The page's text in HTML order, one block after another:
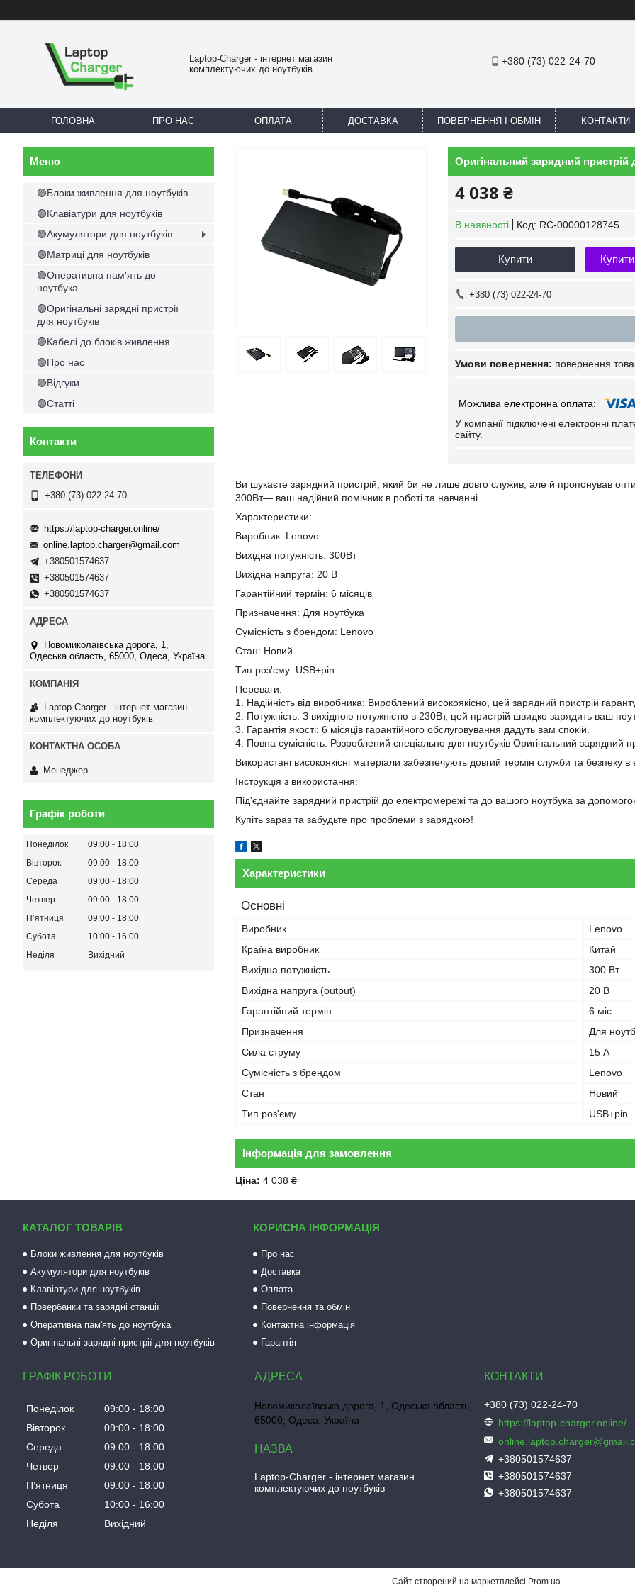
Laptop-Charger - інтернет магазин
комплектуючих до ноутбуків
+380 (73) 022-24-70
ГОЛОВНА ПРО НАС ОПЛАТА ДОСТАВКА ПОВЕРНЕННЯ І ОБМІН КОНТАКТИ
Оригінальний зарядний
4 038 ₴
В наявності Код: RC-00000128745
Купити
+380 (73) 022-24-70
повернення
У компанії підключені електронні
сайту.
Ви шукаєте зарядний пристрій, який би не лише довго служив, але й пропонував
300Вт— ваш надійний помічник в роботі та навчанні.
Характеристики:
Виробник: Lenovo
Вихідна потужність: 300Вт
Вихідна напруга: 20 В
Гарантійний термін: 6 місяців
Призначення: Для ноутбука
Сумісність з брендом: Lenovo
Стан: Новий
Тип роз'єму: USB+pin
Переваги:
1. Надійність від виробника: Вироблений високоякісно, цей зарядний пристрій
2. Потужність: З вихідною потужністю в 230Вт, цей пристрій швидко зарядить ваш
3. Гарантія якості: 6 місяців гарантійного обслуговування дадуть вам спокій.
4. Повна сумісність: Розроблений спеціально для ноутбуків Оригінальний
Використані високоякісні матеріали забезпечують довгий термін служби та безпеку в
Інструкція з використання:
Під'єднайте зарядний пристрій до електромережі та до вашого ноутбука за
Купіть зараз та забудьте про проблеми з зарядкою!
Характеристики
Основні
Виробник
Lenovo
Країна виробник
Китай
Вихідна потужність
300 Вт
Вихідна напруга (output)
20 В
Гарантійний термін
6 міс
Призначення
Для
Сила струму
15 А
Сумісність з брендом
Lenovo
Стан
Новий
Тип роз'єму
USB+pin
Інформація для замовлення
Ціна: 4 038 ₴
🟢Блоки живлення для ноутбуків
🟢Клавіатури для ноутбуків
🟢Акумулятори для ноутбуків
🟢Матриці для ноутбуків
🟢Оперативна пам'ять до
ноутбука
🟢Оригінальні зарядні пристрії
для ноутбуків
🟢Кабелі до блоків живлення
🟢Про нас
🟢Відгуки
🟢Статті
Контакти
+380 (73) 022-24-70
https://laptop-charger.online/
online.laptop.charger@gmail.com
+380501574637
+380501574637
+380501574637
Новомиколаївська дорога, 1,
Одеська область, 65000, Одеса, Україна
Laptop-Charger - інтернет магазин
комплектуючих до ноутбуків
Менеджер
Графік роботи
Понеділок 09:00
18:00
Вівторок
09:00
18:00
Середа
09:00
18:00
Четвер
09:00
18:00
Пʼятниця
09:00
18:00
Субота
10:00
16:00
Неділя
Вихідний
КАТАЛОГ ТОВАРІВ
Блоки живлення для ноутбуків
Акумулятори для ноутбуків
Клавіатури для ноутбуків
Повербанки та зарядні станції
Оперативна пам'ять до ноутбука
Оригінальні зарядні пристрії для ноутбуків
КОРИСНА ІНФОРМАЦІЯ
Про нас
Доставка
Оплата
Повернення та обмін
Контактна інформація
Гарантія
ГРАФІК РОБОТИ
Понеділок 09:00
18:00
Вівторок
09:00
18:00
Середа
09:00
18:00
Четвер
09:00
18:00
Пʼятниця
09:00
18:00
Субота
10:00
16:00
Неділя
Вихідний
Новомиколаївська дорога, 1, Одеська область,
65000, Одеса, Україна
Laptop-Charger - інтернет магазин
комплектуючих до ноутбуків
+380 (73) 022-24-70
https://laptop-charger.online/
+380501574637
+380501574637
+380501574637
Сайт створений на маркетплейсі Prom.ua